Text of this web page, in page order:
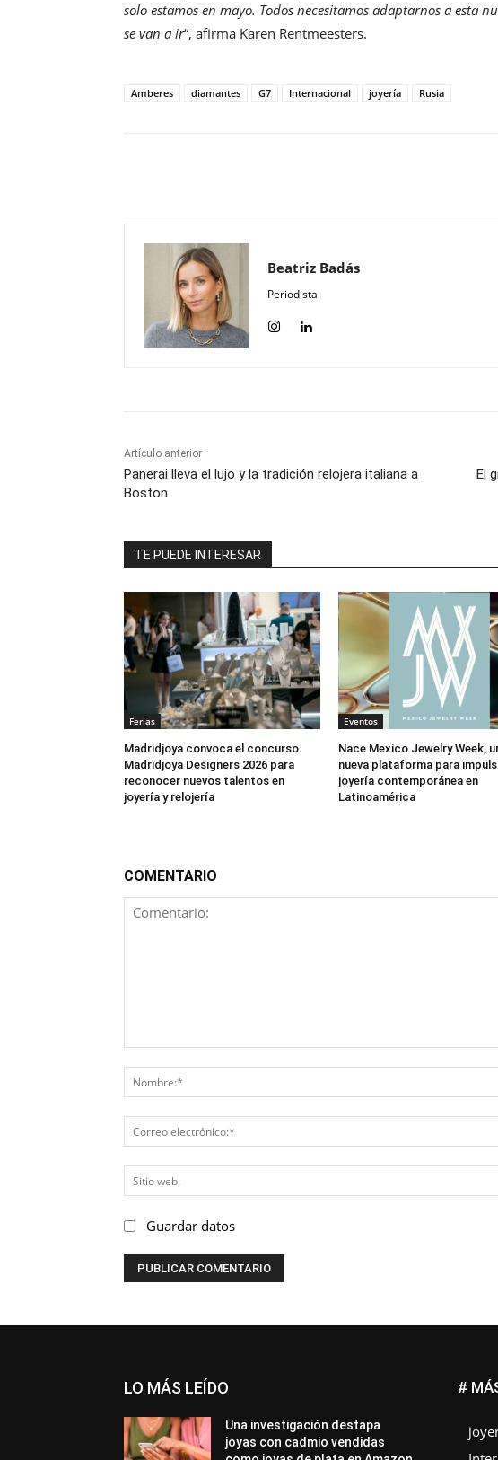
solo estamos en mayo. Todos necesitamos adaptarnos a esta
se van a ir“, afirma Karen Rentmeesters.
Amberes diamantes G7 Internacional joyería Rusia
Beatriz Badás
Periodista
Artículo anterior
Panerai lleva el lujo y la tradición relojera italiana a
Boston
El
TE PUEDE INTERESAR
Ferias
Madridjoya convoca el concurso
Madridjoya Designers 2026 para
reconocer nuevos talentos en
joyería y relojería
Eventos
Nace Mexico Jewelry Week,
nueva plataforma para
joyería contemporánea en
Latinoamérica
COMENTARIO
Guardar datos
LO MÁS LEÍDO
Una investigación destapa
joyas con cadmio vendidas
#